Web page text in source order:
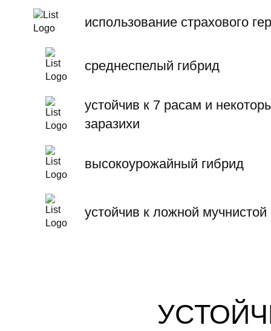
использование страхового
среднеспелый гибрид
устойчив к 7 расам и
заразихи
высокоурожайный гибрид
устойчив к ложной мучнистой